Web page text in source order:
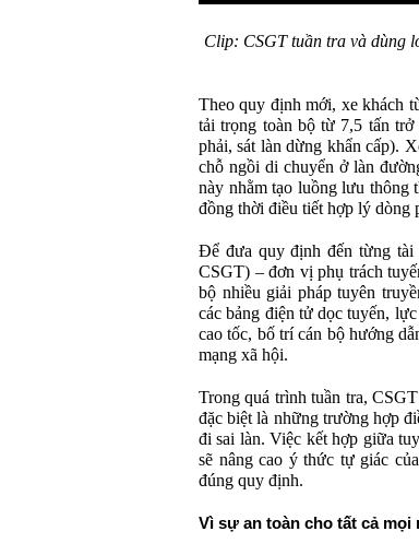
Clip: CSGT tuần tra và dùng
Theo quy định mới, xe khách
tải trọng toàn bộ từ 7,5 tấn
phải, sát làn dừng khẩn cấp).
chỗ ngồi di chuyển ở làn
này nhằm tạo luồng lưu thông
đồng thời điều tiết hợp lý dòng
Để đưa quy định đến từng
CSGT) – đơn vị phụ trách
bộ nhiều giải pháp tuyên
các bảng điện tử dọc tuyến,
cao tốc, bố trí cán bộ hướng
mạng xã hội.
Trong quá trình tuần tra,
đặc biệt là những trường hợp
đi sai làn. Việc kết hợp giữa
sẽ nâng cao ý thức tự giác
đúng quy định.
Vì sự an toàn cho tất cả